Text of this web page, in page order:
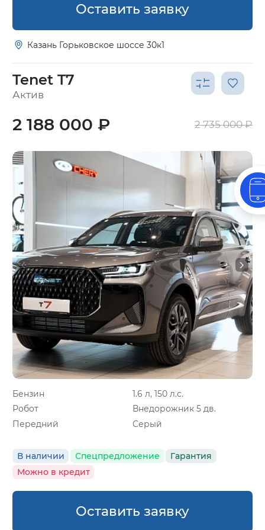
Оставить заявку
Казань Горьковское шоссе 30к1
Tenet T7
Актив
Бензин
1.6 л, 150 л.с.
Робот
Внедорожник 5 дв.
Передний
Серый
В наличии Спецпредложение
Гарантия
Можно в кредит
2 188 000 ₽ 2 735 000 ₽
Оставить заявку